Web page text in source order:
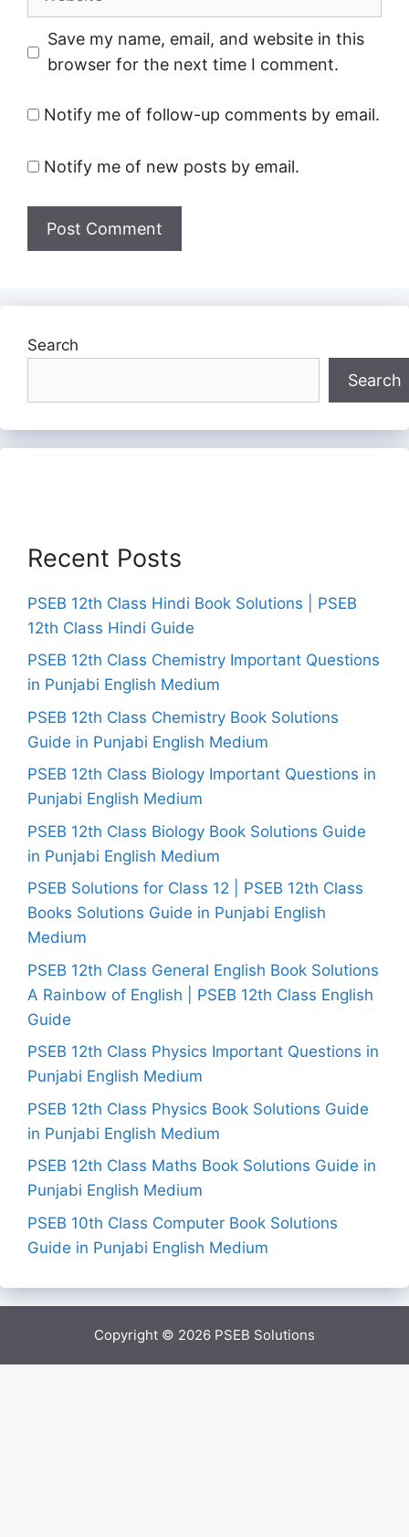
Save my name, email, and website in this
browser for the next time I comment.
Notify me of follow-up comments by email.
Notify me of new posts by email.
Search
Search
Recent Posts
PSEB 12th Class Hindi Book Solutions | PSEB
12th Class Hindi Guide
PSEB 12th Class Chemistry Important Questions
in Punjabi English Medium
PSEB 12th Class Chemistry Book Solutions
Guide in Punjabi English Medium
PSEB 12th Class Biology Important Questions in
Punjabi English Medium
PSEB 12th Class Biology Book Solutions Guide
in Punjabi English Medium
PSEB Solutions for Class 12 | PSEB 12th Class
Books Solutions Guide in Punjabi English
Medium
PSEB 12th Class General English Book Solutions
A Rainbow of English | PSEB 12th Class English
Guide
PSEB 12th Class Physics Important Questions in
Punjabi English Medium
PSEB 12th Class Physics Book Solutions Guide
in Punjabi English Medium
PSEB 12th Class Maths Book Solutions Guide in
Punjabi English Medium
PSEB 10th Class Computer Book Solutions
Guide in Punjabi English Medium
Copyright © 2026 PSEB Solutions